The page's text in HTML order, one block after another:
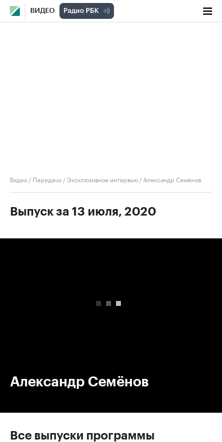
ВИДЕО
Видео / Передачи /Эксклюзивное интервью / Александр Семёнов
Выпуск за 13 июля, 2020
Александр Семёнов
Все выпуски программы